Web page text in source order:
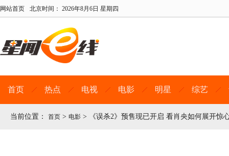
网站首页 北京时间： 2026年8月6日 星期四
首页 热点 电视 电影 明星 综艺
当前位置： 首页 > 电影 > 《误杀2》预售现已开启 看肖央如何展开惊